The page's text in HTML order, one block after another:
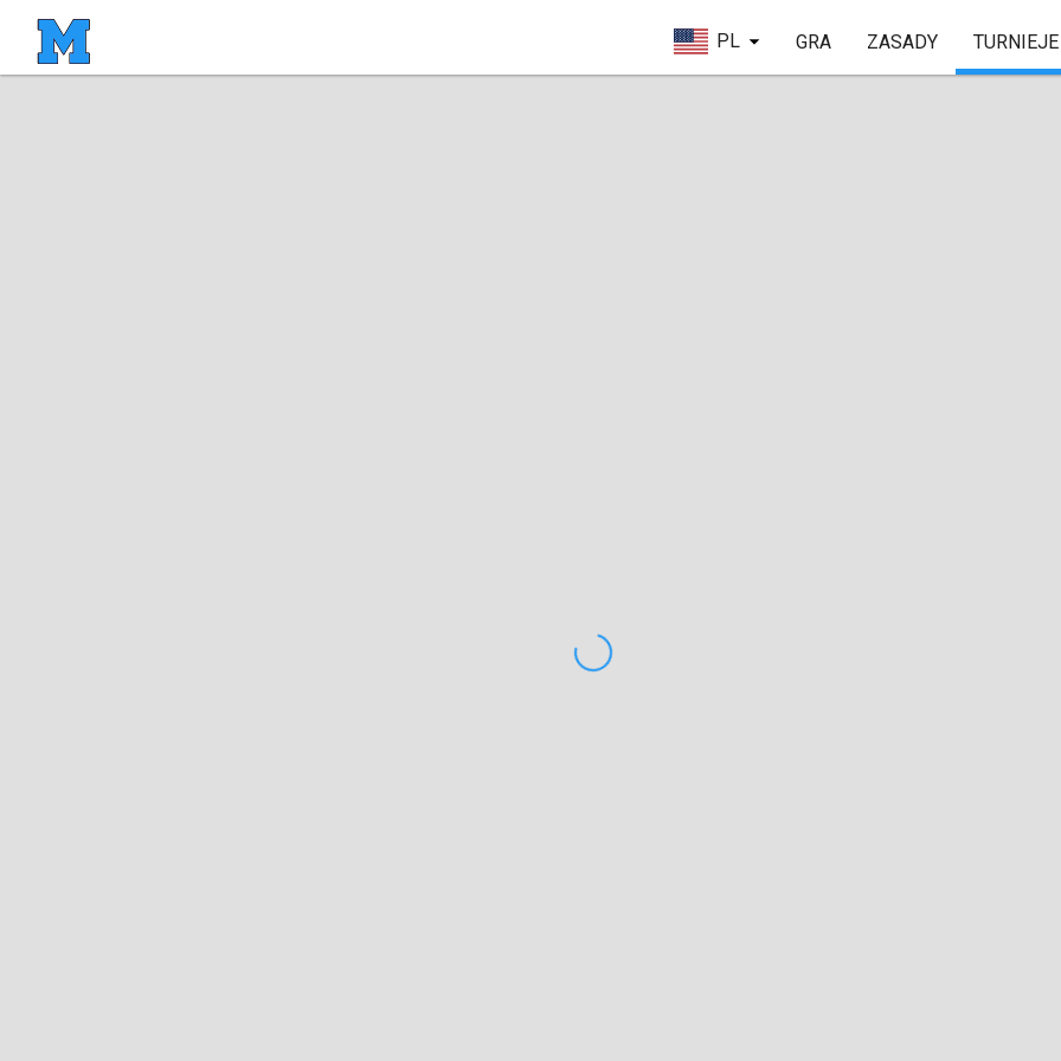
PL GRA ZASADY TURNIEJE